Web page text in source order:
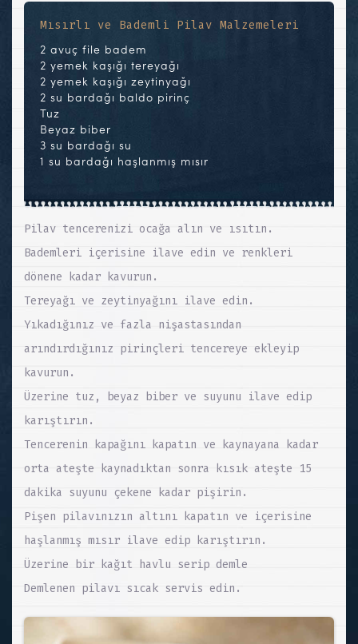
Mısırlı ve Bademli Pilav Malzemeleri
2 avuç file badem
2 yemek kaşığı tereyağı
2 yemek kaşığı zeytinyağı
2 su bardağı baldo pirinç
Tuz
Beyaz biber
3 su bardağı su
1 su bardağı haşlanmış mısır
Pilav tencerenizi ocağa alın ve ısıtın.
Bademleri içerisine ilave edin ve renkleri
dönene kadar kavurun.
Tereyağı ve zeytinyağını ilave edin.
Yıkadığınız ve fazla nişastasından
arındırdığınız pirinçleri tencereye ekleyip
kavurun.
Üzerine tuz, beyaz biber ve suyunu ilave edip
karıştırın.
Tencerenin kapağını kapatın ve kaynayana kadar
orta ateşte kaynadıktan sonra kısık ateşte 15
dakika suyunu çekene kadar pişirin.
Pişen pilavınızın altını kapatın ve içerisine
haşlanmış mısır ilave edip karıştırın.
Üzerine bir kağıt havlu serip demle
Demlenen pilavı sıcak servis edin.